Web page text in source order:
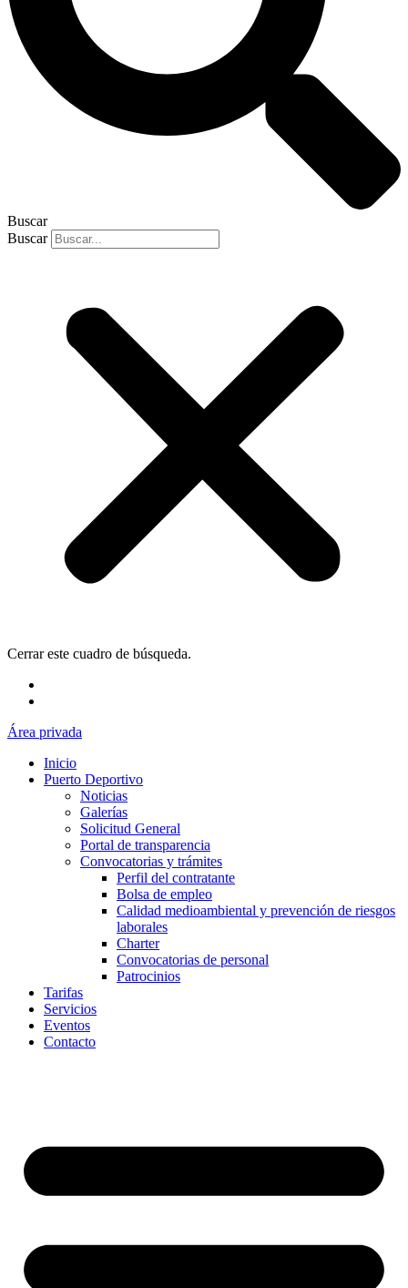
Buscar
Buscar
Cerrar este cuadro de búsqueda.
Área privada
Inicio
Puerto Deportivo
Noticias
Galerías
Solicitud General
Portal de transparencia
Convocatorias y trámites
Perfil del contratante
Bolsa de empleo
Calidad medioambiental y prevención de riesgos
laborales
Charter
Convocatorias de personal
Patrocinios
Tarifas
Servicios
Eventos
Contacto